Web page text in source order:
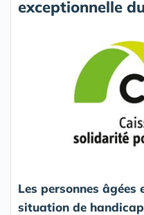
exceptionnelle
Les personnes âgées
situation de